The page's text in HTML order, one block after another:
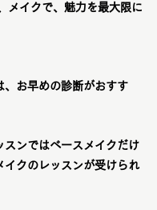
メイクで、魅力を最大限に
、お早めの診断がおすす
スンではベースメイクだけ
イクのレッスンが受けられ